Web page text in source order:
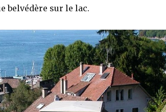
belvédère sur le lac.